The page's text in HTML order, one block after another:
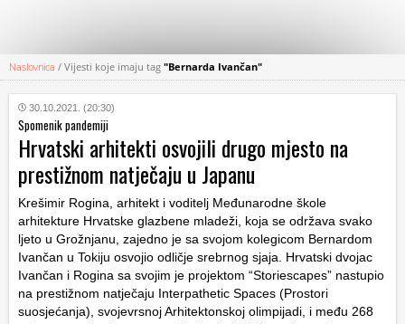
KATEGORIJE
HRVATSKI
WEB
Naslovnica / Vijesti koje imaju tag "Bernarda Ivančan"
30.10.2021. (20:30)
Spomenik pandemiji
Hrvatski arhitekti osvojili drugo mjesto na
prestižnom natječaju u Japanu
Krešimir Rogina, arhitekt i voditelj Međunarodne škole
arhitekture Hrvatske glazbene mladeži, koja se održava svako
ljeto u Grožnjanu, zajedno je sa svojom kolegicom Bernardom
Ivančan u Tokiju osvojio odličje srebrnog sjaja. Hrvatski dvojac
Ivančan i Rogina sa svojim je projektom “Storiescapes” nastupio
na prestižnom natječaju Interpathetic Spaces (Prostori
suosjećanja), svojevrsnoj Arhitektonskoj olimpijadi, i među 268